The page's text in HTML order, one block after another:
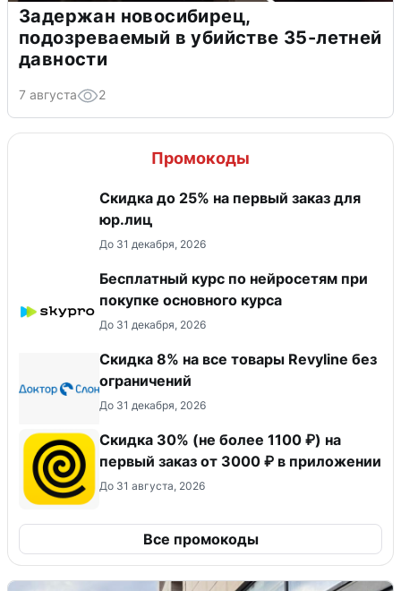
Задержан новосибирец,
подозреваемый в убийстве 35-летней
давности
7 августа 2
Промокоды
Скидка до 25% на первый заказ для
юр.лиц
До 31 декабря, 2026
Бесплатный курс по нейросетям при
покупке основного курса
До 31 декабря, 2026
​Скидка 8% на все товары Revyline без
ограничений
До 31 декабря, 2026
Скидка 30% (не более 1100 ₽) на
первый заказ от 3000 ₽ в приложении
До 31 августа, 2026
Все промокоды